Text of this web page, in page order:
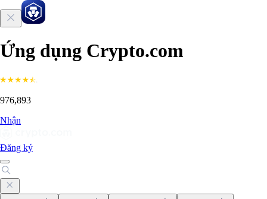
Ứng dụng Crypto.com
976,893
Nhận
Đăng ký